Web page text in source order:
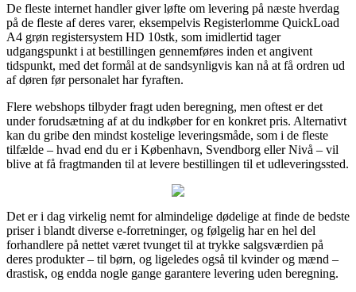
De fleste internet handler giver løfte om levering på næste hverdag
på de fleste af deres varer, eksempelvis Registerlomme QuickLoad
A4 grøn registersystem HD 10stk, som imidlertid tager
udgangspunkt i at bestillingen gennemføres inden et angivent
tidspunkt, med det formål at de sandsynligvis kan nå at få ordren ud
af døren før personalet har fyraften.
Flere webshops tilbyder fragt uden beregning, men oftest er det
under forudsætning af at du indkøber for en konkret pris. Alternativt
kan du gribe den mindst kostelige leveringsmåde, som i de fleste
tilfælde – hvad end du er i København, Svendborg eller Nivå – vil
blive at få fragtmanden til at levere bestillingen til et udleveringssted.
Det er i dag virkelig nemt for almindelige dødelige at finde de bedste
priser i blandt diverse e-forretninger, og følgelig har en hel del
forhandlere på nettet været tvunget til at trykke salgsværdien på
deres produkter – til børn, og ligeledes også til kvinder og mænd –
drastisk, og endda nogle gange garantere levering uden beregning.